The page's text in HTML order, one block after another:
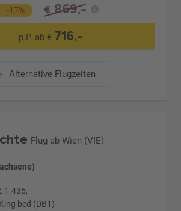
-17% € 869,-
p.P. ab € 716,-
Alternative Flugzeiten
Flug ab Wien (VIE)
1.435,-
bed (DB1)